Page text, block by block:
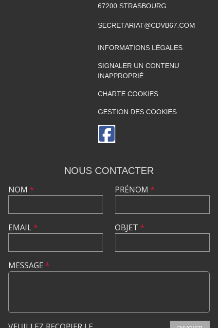
67200 STRASBOURG
SECRETARIAT@CDVB67.COM
INFORMATIONS LÉGALES
SIGNALER UN CONTENU
INAPPROPRIÉ
CHARTE COOKIES
GESTION DES COOKIES
NOUS CONTACTER
NOM *
EMAIL*
PRÉNOM *
OBJET *
MESSAGE *